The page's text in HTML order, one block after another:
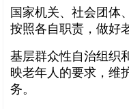
国家机关、社会团体
按照各自职责，做好
基层群众性自治组织
映老年人的要求，维
务。